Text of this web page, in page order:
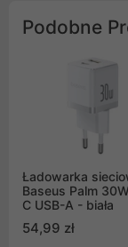
Podobne
Ładowarka
Baseus Palm
C USB-A - biała
54,99 zł